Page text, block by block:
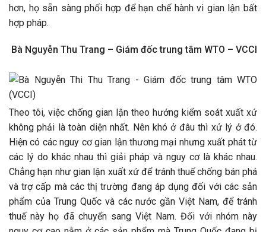
hơn, họ sẵn sàng phối hợp để hạn chế hành vi gian lận bất
hợp pháp.
Bà Nguyễn Thu Trang – Giám đốc trung tâm WTO – VCCI
Theo tôi, việc chống gian lận theo hướng kiểm soát xuất xứ
không phải là toàn diện nhất. Nên khó ở đâu thì xử lý ở đó.
Hiện có các nguy cơ gian lận thương mại nhưng xuất phát từ
các lý do khác nhau thì giải pháp và nguy cơ là khác nhau.
Chẳng hạn như gian lận xuất xứ để tránh thuế chống bán phá
và trợ cấp mà các thị trường đang áp dụng đối với các sản
phẩm của Trung Quốc và các nước gần Việt Nam, để tránh
thuế này họ đã chuyển sang Việt Nam. Đối với nhóm này